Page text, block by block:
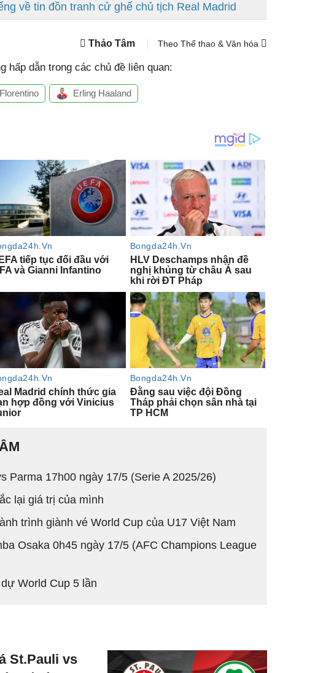
về tin đồn tranh cử ghế chủ tịch Real Madrid
Thảo Tâm Theo Thể thao & Văn hóa
hấp dẫn trong các chủ đề liên quan:
Florentino Erling Haaland
Parma 17h00 ngày 17/5 (Serie A 2025/26)
lại giá trị của mình
trình giành vé World Cup của U17 Việt Nam
Osaka 0h45 ngày 17/5 (AFC Champions League
World Cup 5 lần
St.Pauli vs